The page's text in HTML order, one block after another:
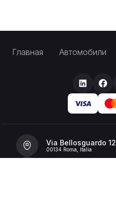
Главная Автомобили
Via Bellosguardo 12
00134 Roma, Italia